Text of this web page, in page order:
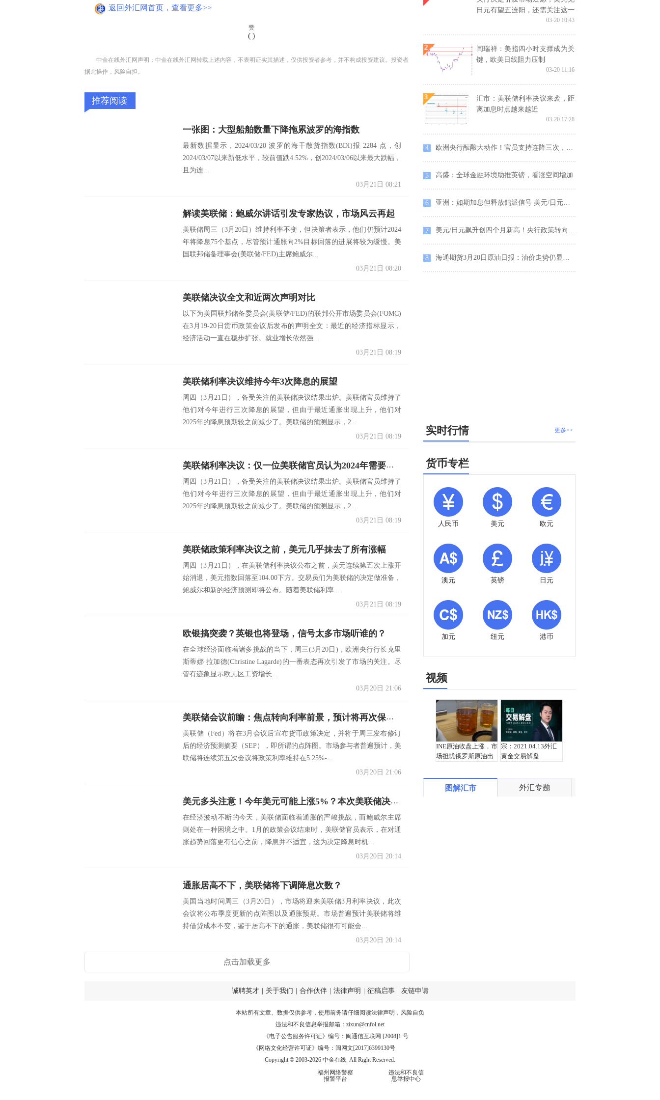
返回外汇网首页，查看更多>>
赞
( )
中金在线外汇网声明：中金在线外汇网转载上述内容，不表明证实其描述，仅供投资者参考，并不构成投资建议。投资者
据此操作，风险自担。
推荐阅读
一张图：大型船舶数量下降拖累波罗的海指数
最新数据显示，2024/03/20 波罗的海干散货指数(BDI)报 2284 点，创
2024/03/07以来新低水平，较前值跌4.52%，创2024/03/06以来最大跌幅，
且为连...
03月21日 08:21
解读美联储：鲍威尔讲话引发专家热议，市场风云再起
美联储周三（3月20日）维持利率不变，但决策者表示，他们仍预计2024
年将降息75个基点，尽管预计通胀向2%目标回落的进展将较为缓慢。美
国联邦储备理事会(美联储/FED)主席鲍威尔...
03月21日 08:20
美联储决议全文和近两次声明对比
以下为美国联邦储备委员会(美联储/FED)的联邦公开市场委员会(FOMC)
在3月19-20日货币政策会议后发布的声明全文：最近的经济指标显示，
经济活动一直在稳步扩张。就业增长依然强...
03月21日 08:19
美联储利率决议维持今年3次降息的展望
周四（3月21日），备受关注的美联储决议结果出炉。美联储官员维持了
他们对今年进行三次降息的展望，但由于最近通胀出现上升，他们对
2025年的降息预期较之前减少了。美联储的预测显示，2...
03月21日 08:19
美联储利率决议：仅一位美联储官员认为2024年需要降息超过3次
周四（3月21日），备受关注的美联储决议结果出炉。美联储官员维持了
他们对今年进行三次降息的展望，但由于最近通胀出现上升，他们对
2025年的降息预期较之前减少了。美联储的预测显示，2...
03月21日 08:19
美联储政策利率决议之前，美元几乎抹去了所有涨幅
周四（3月21日），在美联储利率决议公布之前，美元连续第五次上涨开
始消退，美元指数回落至104.00下方。交易员们为美联储的决定做准备，
鲍威尔和新的经济预测即将公布。随着美联储利率...
03月21日 08:19
欧银搞突袭？英银也将登场，信号太多市场听谁的？
在全球经济面临着诸多挑战的当下，周三(3月20日)，欧洲央行行长克里
斯蒂娜·拉加德(Christine Lagarde)的一番表态再次引发了市场的关注。尽
管有迹象显示欧元区工资增长...
03月20日 21:06
美联储会议前瞻：焦点转向利率前景，预计将再次保持不变
美联储（Fed）将在3月会议后宣布货币政策决定，并将于周三发布修订
后的经济预测摘要（SEP），即所谓的点阵图。市场参与者普遍预计，美
联储将连续第五次会议将政策利率维持在5.25%-...
03月20日 21:06
美元多头注意！今年美元可能上涨5%？本次美联储决议将定下基调
在经济波动不断的今天，美联储面临着通胀的严峻挑战，而鲍威尔主席
则处在一种困境之中。1月的政策会议结束时，美联储官员表示，在对通
胀趋势回落更有信心之前，降息并不适宜，这为决定降息时机...
03月20日 20:14
通胀居高不下，美联储将下调降息次数？
美国当地时间周三（3月20日），市场将迎来美联储3月利率决议，此次
会议将公布季度更新的点阵图以及通胀预期。市场普遍预计美联储将维
持借贷成本不变，鉴于居高不下的通胀，美联储很有可能会...
03月20日 20:14
点击加载更多
日元有望五连阳，还需关注这一
03-20 10:43
闫瑞祥：美指四小时支撑成为关
键，欧美日线阻力压制
03-20 11:16
汇市：美联储利率决议来袭，距
离加息时点越来越近
03-20 17:28
4 欧洲央行酝酿大动作！官员支持连降三次，市场热切期待
5 高盛：全球金融环境助推英镑，看涨空间增加
6 亚洲：如期加息但释放鸽派信号 美元/日元大幅攀升
7 美元/日元飙升创四个月新高！央行政策转向引发市场热议
8 海通期货3月20日原油日报：油价走势仍显强势格局，继续刷新年内高点
更多>>
实时行情
货币专栏
人民币 美元 欧元
澳元 英镑 日元
加元 纽元 港币
视频
INE原油收盘上涨，市
场担忧俄罗斯原油出
宗：2021.04.13外汇
黄金交易解盘
图解汇市 外汇专题
诚聘英才 关于我们 合作伙伴 法律声明 征稿启事 友链申请
本站所有文章、数据仅供参考，使用前务请仔细阅读法律声明 ，风险自负
违法和不良信息举报邮箱： zixun@cnfol.net
《电子公告服务许可证》编号：闽通信互联网 [2008]1 号
《网络文化经营许可证》编号：闽网文[2017]6399130号
Copyright © 2003-2026 中金在线. All Right Reserved.
福州网络警察
报警平台
违法和不良信
息举报中心